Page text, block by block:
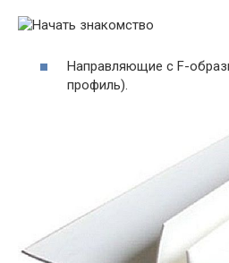
Направляющие с F-
профиль).